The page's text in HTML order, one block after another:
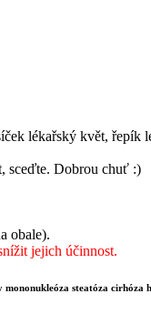
lékařský květ,
sceďte. Dobrou chuť :)
obale).
jejich účinnost.
steatóza cirhóza